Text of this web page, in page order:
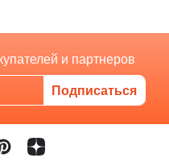
и партнеров